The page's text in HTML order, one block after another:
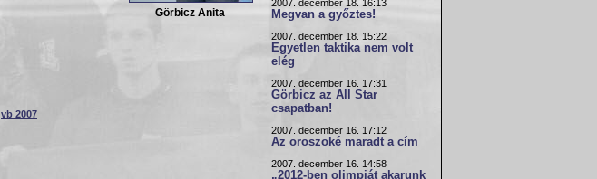
Görbicz Anita
vb 2007
2007. december 18. 16:13
Megvan a győztes!
2007. december 18. 15:22
Egyetlen taktika nem volt
elég
2007. december 16. 17:31
Görbicz az All Star
csapatban!
2007. december 16. 17:12
Az oroszoké maradt a cím
2007. december 16. 14:58
„2012-ben olimpiát akarunk